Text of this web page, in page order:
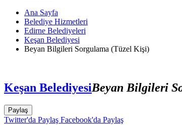
Ana Sayfa
Belediye Hizmetleri
Edirne Belediyeleri
Keşan Belediyesi
Beyan Bilgileri Sorgulama (Tüzel Kişi)
Keşan BelediyesiBeyan Bilgileri
Paylaş
Twitter'da Paylaş Facebook'da Paylaş